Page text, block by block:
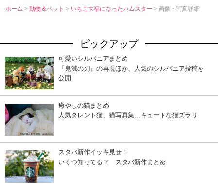
ホーム >動物＆ペット> いちご大福になったハムスター> 画像・写真詳細
ピックアップ
可愛いシルバニアまとめ
『鬼滅の刃』の再現ほか、人気のシルバニア投稿を
公開
癒やしの猫まとめ
人気タレント猫、猫写真集…キュートな猫ズラリ
スタバ新作イッキ見せ！
いくつ知ってる？ スタバ新作まとめ